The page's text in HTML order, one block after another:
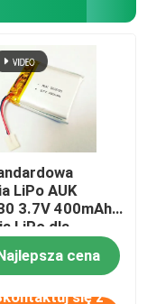
LiPo AUK
3.7V 400mAh
LiPo dla
cena
się z